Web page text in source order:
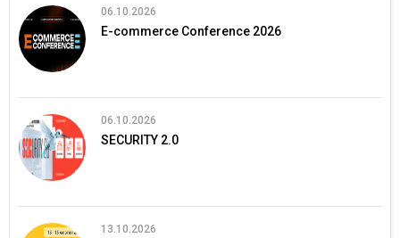
06.10.2026
E-commerce Conference 2026
06.10.2026
SECURITY 2.0
13.10.2026